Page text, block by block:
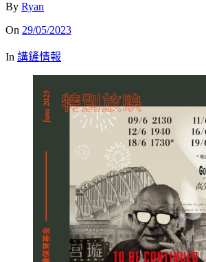
By Ryan
On 29/05/2023
In 講鏟情報